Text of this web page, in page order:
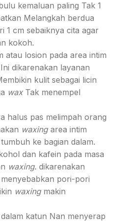
kemaluan paling Tak 1
Melangkah berdua
1 cm sebaiknya cita agar
kokoh.
atau losion pada area intim
dikarenakan layanan
kulit sebagai licin
wax Tak menempel
halus pas melimpah orang
waxingarea intim
ke bagian dalam.
dan kafein pada masa
waxing. dikarenakan
pori-pori
waxing makin
katun Nan menyerap